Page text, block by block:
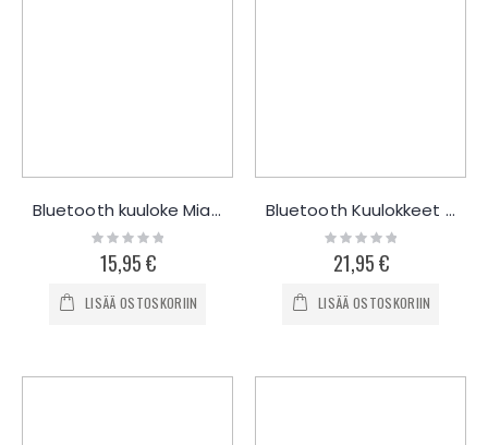
Bluetooth kuuloke Miatone
Rating:
0%
15,95 €
LISÄÄ OSTOSKORIIN
Bluetooth Kuulokkeet Baseus B11
Rating:
0%
21,95 €
LISÄÄ OSTOSKORIIN